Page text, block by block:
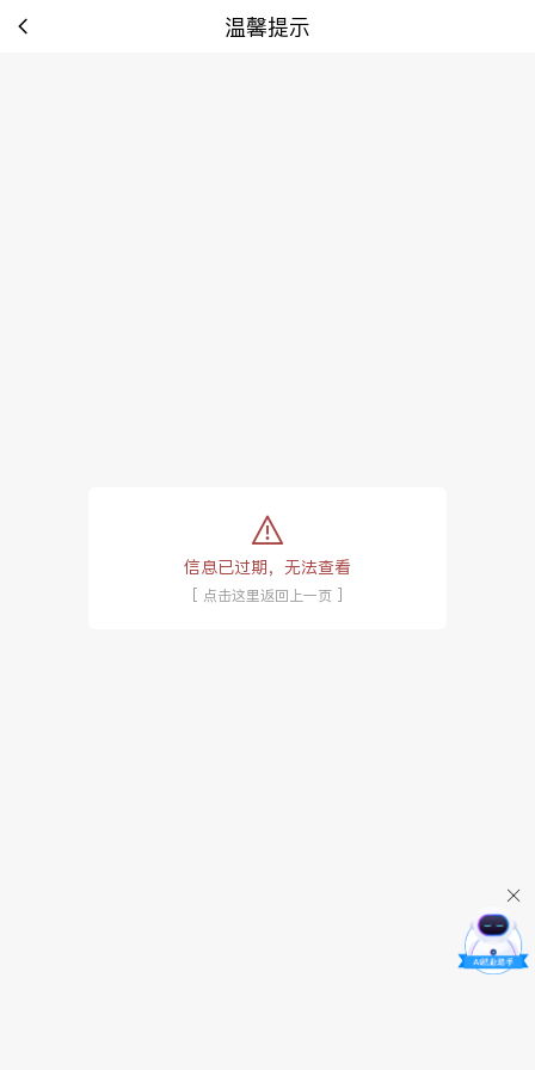
温馨提示
tip:
信息已过期，无法查看
[ 点击这里返回上一页 ]